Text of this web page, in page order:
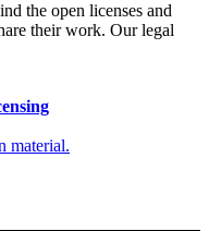
the open licenses and
their work. Our legal
material.